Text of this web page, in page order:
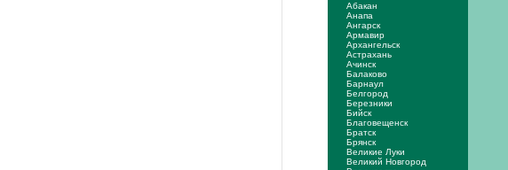
Абакан
Анапа
Ангарск
Армавир
Архангельск
Астрахань
Ачинск
Балаково
Барнаул
Белгород
Березники
Бийск
Благовещенск
Братск
Брянск
Великие Луки
Великий Новгород